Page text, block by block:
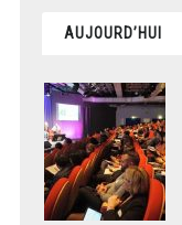
AUJOURD’HUI